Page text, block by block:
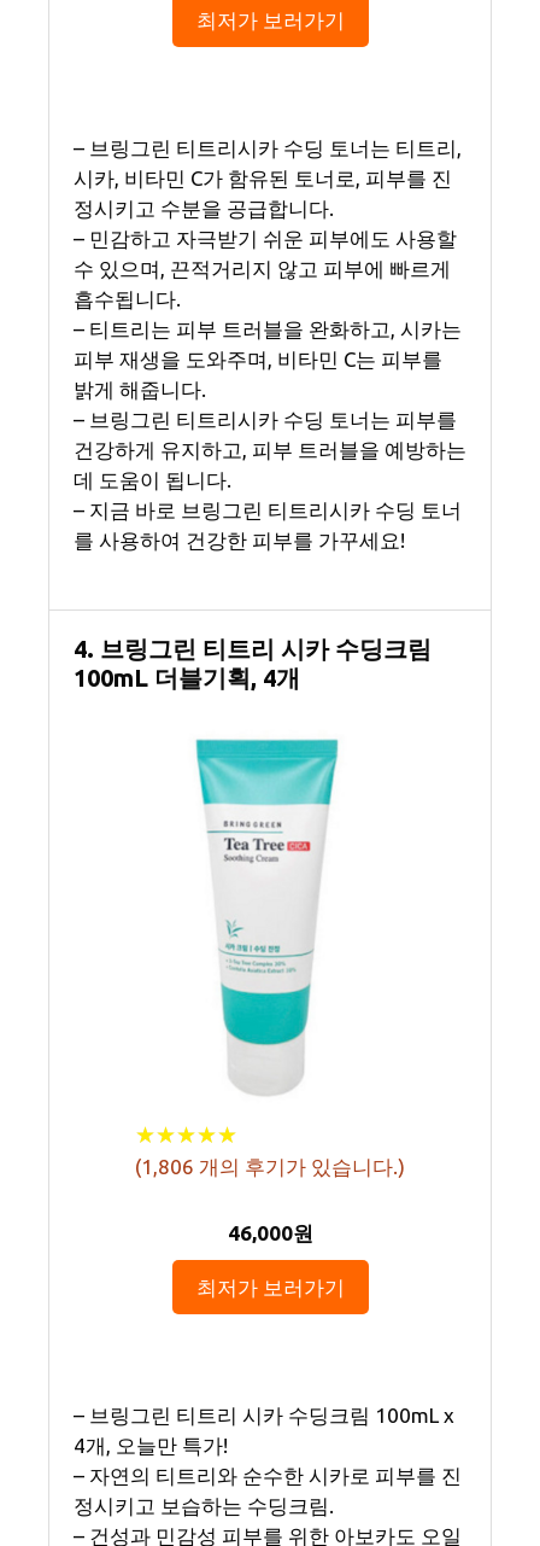
최저가 보러가기
– 브링그린 티트리시카 수딩 토너는 티트리,
시카, 비타민 C가 함유된 토너로, 피부를 진
정시키고 수분을 공급합니다.
– 민감하고 자극받기 쉬운 피부에도 사용할
수 있으며, 끈적거리지 않고 피부에 빠르게
흡수됩니다.
– 티트리는 피부 트러블을 완화하고, 시카는
피부 재생을 도와주며, 비타민 C는 피부를
밝게 해줍니다.
– 브링그린 티트리시카 수딩 토너는 피부를
건강하게 유지하고, 피부 트러블을 예방하는
데 도움이 됩니다.
– 지금 바로 브링그린 티트리시카 수딩 토너
를 사용하여 건강한 피부를 가꾸세요!
4. 브링그린 티트리 시카 수딩크림
100mL 더블기획, 4개
★★★★★
★★★★★
(1,806 개의 후기가 있습니다.)
46,000원
최저가 보러가기
– 브링그린 티트리 시카 수딩크림 100mL x
4개, 오늘만 특가!
– 자연의 티트리와 순수한 시카로 피부를 진
정시키고 보습하는 수딩크림.
– 건성과 민감성 피부를 위한 아보카도 오일